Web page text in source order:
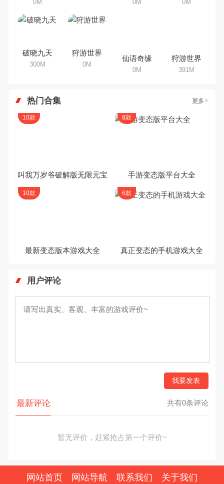
0M 0M 0M
破晓九天
300M
狩游世界
0M
仙语奇缘
0M
狩游世界
391M
热门合集 更多
叫我万岁爷破解版无限元宝
10款
手游变态版平台大全
8款
最新变态版本游戏大全
10款
真正变态的手机游戏大全
6款
用户评论
我要发表
最新评论 共有0条评论
暂无评价，赶紧抢占第一个评价~
网站首页 网站导航 联系我们 关于我们